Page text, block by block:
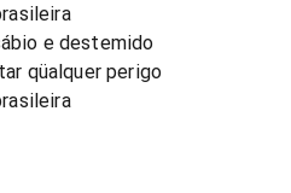
e destemido
qüalquer perigo